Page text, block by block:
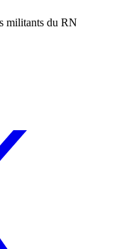
militants du RN